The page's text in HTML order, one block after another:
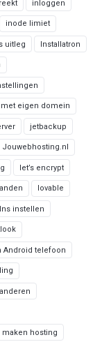
inloggen
inode limiet
uitleg Installatron
eigen domein
jetbackup
Jouwebhosting.nl
let’s encrypt
lovable
instellen
Android telefoon
maken hosting